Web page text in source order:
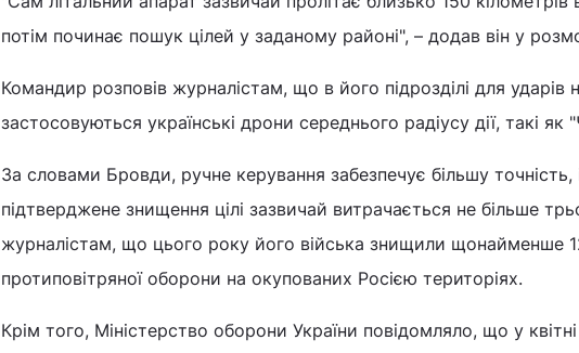
потім починає пошук цілей у заданому районі", – додав він у
Командир розповів журналістам, що в його підрозділі для ударів
застосовуються українські дрони середнього радіусу дії, такі як
За словами Бровди, ручне керування забезпечує більшу
підтверджене знищення цілі зазвичай витрачається не більше
журналістам, що цього року його війська знищили щонайменше
протиповітряної оборони на окупованих Росією територіях.
Крім того, Міністерство оборони України повідомляло, що у квітні